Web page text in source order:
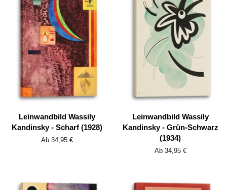
Leinwandbild Wassily
Kandinsky - Scharf (1928)
Ab 34,95 €
Leinwandbild Wassily
Kandinsky - Grün-Schwarz
(1934)
Ab 34,95 €